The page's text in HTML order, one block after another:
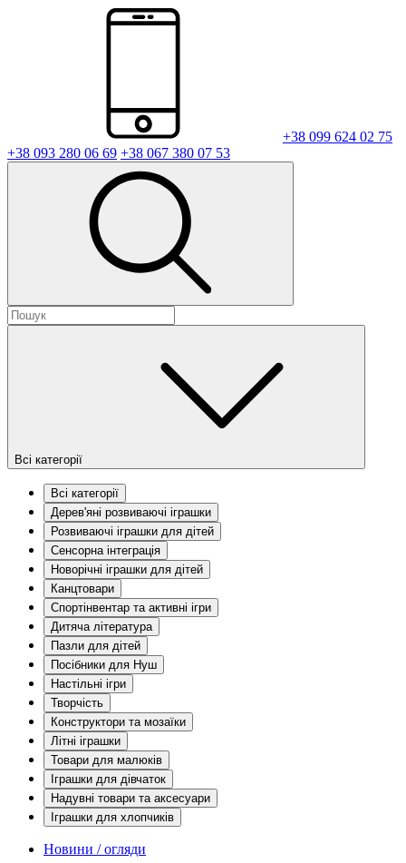
+38 099 624 02 75
+38 093 280 06 69 +38 067 380 07 53
Всі категорії
Всі категорії
Дерев'яні розвиваючі іграшки
Розвиваючі іграшки для дітей
Сенсорна інтеграція
Новорічні іграшки для дітей
Канцтовари
Спортінвентар та активні ігри
Дитяча література
Пазли для дітей
Посібники для Нуш
Настільні ігри
Творчість
Конструктори та мозаїки
Літні іграшки
Товари для малюків
Іграшки для дівчаток
Надувні товари та аксесуари
Іграшки для хлопчиків
Новини / огляди